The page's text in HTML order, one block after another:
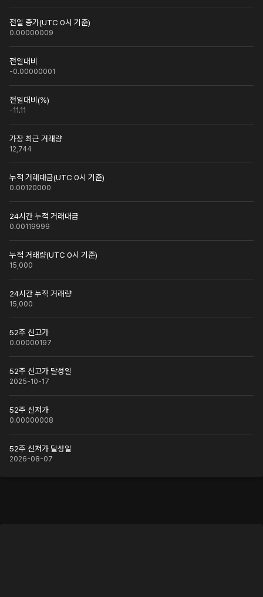
전일 종가(UTC 0시 기준)
0.00000009
전일대비
-0.00000001
전일대비(%)
-11.11
가장 최근 거래량
12,744
누적 거래대금(UTC 0시 기준)
0.00120000
24시간 누적 거래대금
0.00119999
누적 거래량(UTC 0시 기준)
15,000
24시간 누적 거래량
15,000
52주 신고가
0.00000197
52주 신고가 달성일
2025-10-17
52주 신저가
0.00000008
52주 신저가 달성일
2026-08-07